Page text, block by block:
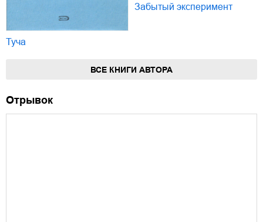
Туча
Забытый эксперимент
ВСЕ КНИГИ АВТОРА
Отрывок